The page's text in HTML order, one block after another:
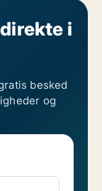
i
besked
og